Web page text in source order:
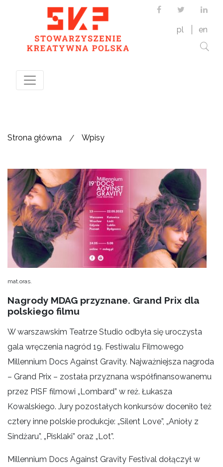
FacebookTwitter
pl en
Strona główna / Wpisy
mat.oras.
Nagrody MDAG przyznane. Grand Prix dla
polskiego filmu
W warszawskim Teatrze Studio odbyła się uroczysta
gala wręczenia nagród 19. Festiwalu Filmowego
Millennium Docs Against Gravity. Najważniejsza nagroda
– Grand Prix – została przyznana współfinansowanemu
przez PISF filmowi „Lombard” w reż. Łukasza
Kowalskiego. Jury pozostałych konkursów doceniło też
cztery inne polskie produkcje: „Silent Love”, „Anioły z
Sindżaru”, „Pisklaki” oraz „Lot”.
Millennium Docs Against Gravity Festival dołączył w